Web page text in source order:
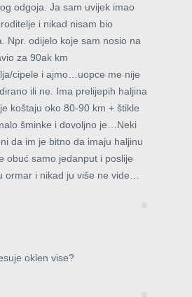
odgoja. Ja sam uvijek imao
i nikad nisam bio
Npr. odijelo koje sam nosio na
za 90ak km
cipele i ajmo…uopce me nije
ili ne. Ima prelijepih haljina
koštaju oko 80-90 km + štikle
šminke i dovoljno je…Neki
da im je bitno da imaju haljinu
obuć samo jedanput i poslije
ormar i nikad ju više ne vide…
oklen vise?